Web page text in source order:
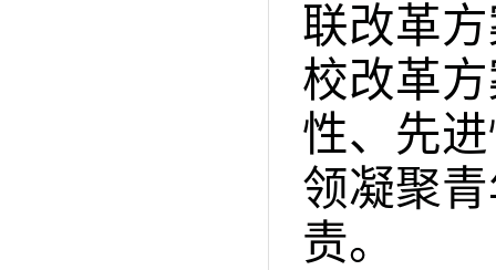
联改革
校改革
性、先
领凝聚
责。